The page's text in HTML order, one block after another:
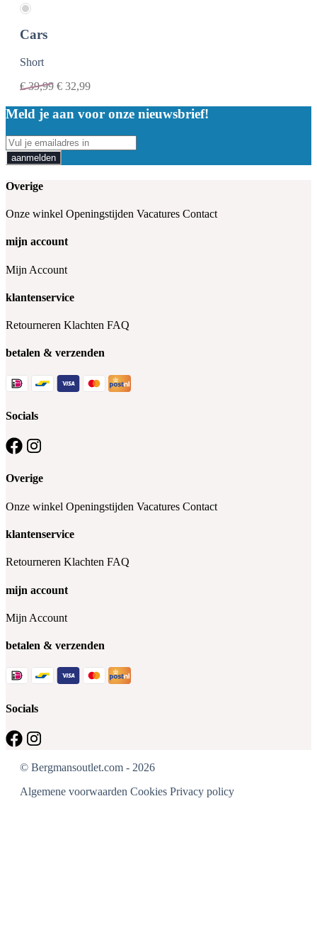
Cars
Short
€39,99 € 32,99
Meld je aan voor onze nieuwsbrief!
aanmelden
Overige
Onze winkel Openingstijden Vacatures Contact
mijn account
Mijn Account
klantenservice
Retourneren Klachten FAQ
betalen & verzenden
Socials
Overige
Onze winkel Openingstijden Vacatures Contact
klantenservice
Retourneren Klachten FAQ
mijn account
Mijn Account
betalen & verzenden
Socials
© Bergmansoutlet.com - 2026
Algemene voorwaarden Cookies Privacy policy